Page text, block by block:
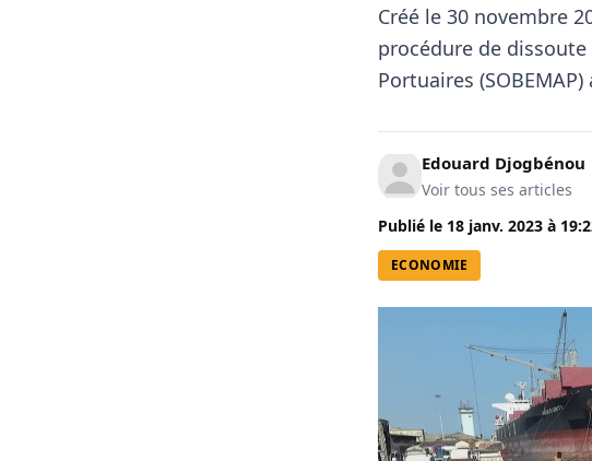
Créé le 30 novembre
procédure de
Portuaires (SOBEMAP)
Edouard Djogbénou
Voir tous ses articles
Publié le 18 janv. 2023 à
ECONOMIE